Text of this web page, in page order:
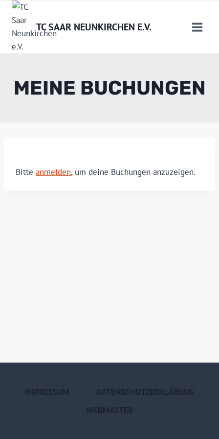
Zum
Inhalt
springen TC SAAR NEUNKIRCHEN E.V.
MEINE BUCHUNGEN
Bitte anmelden, um deine Buchungen anzuzeigen.
IMPRESSUM
DATENSCHUTZERKLÄRUNG
WEBMASTER